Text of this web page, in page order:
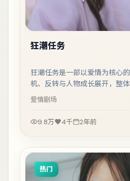
狂潮任务
狂潮任务是一部以爱情为核心
机、反转与人物成长展开，整
观看。
爱情剧场
9.8万 4千 2年前
热门